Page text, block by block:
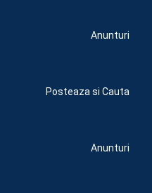
Anunturi
Posteaza si Cauta
Anunturi